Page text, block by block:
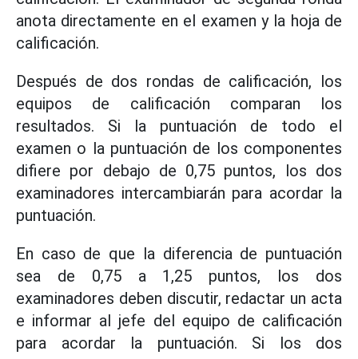
anota directamente en el examen y la hoja de
calificación.
Después de dos rondas de calificación, los
equipos de calificación comparan los
resultados. Si la puntuación de todo el
examen o la puntuación de los componentes
difiere por debajo de 0,75 puntos, los dos
examinadores intercambiarán para acordar la
puntuación.
En caso de que la diferencia de puntuación
sea de 0,75 a 1,25 puntos, los dos
examinadores deben discutir, redactar un acta
e informar al jefe del equipo de calificación
para acordar la puntuación. Si los dos